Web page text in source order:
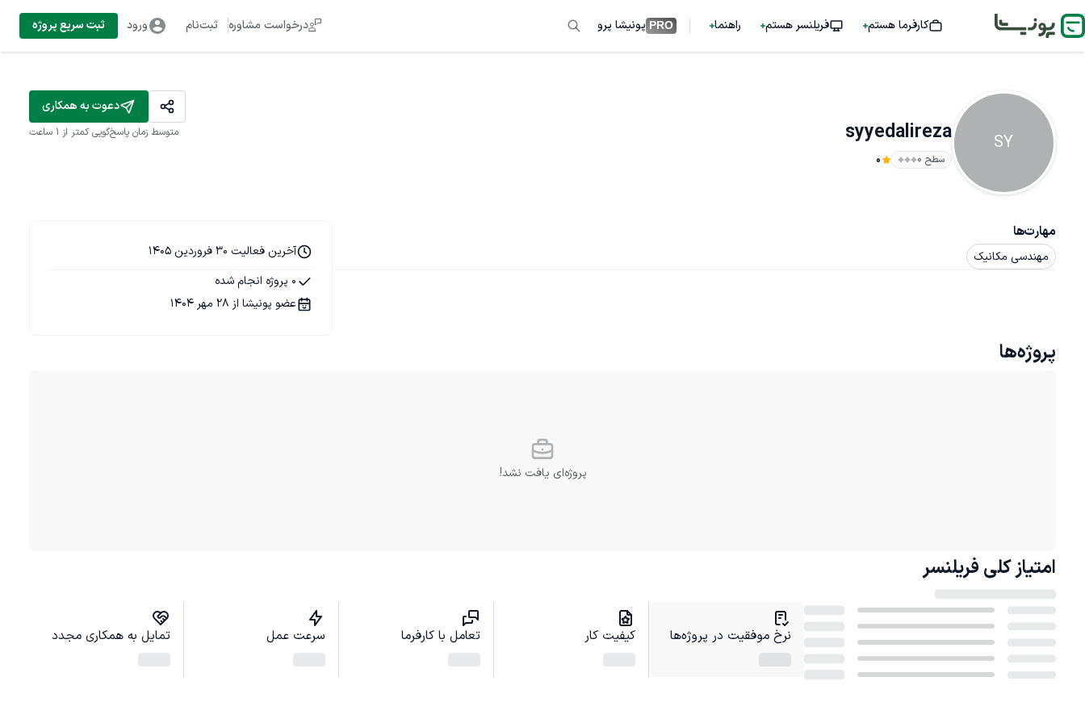
کارفرما هستم فریلنسر هستم راهنما PRO پونیشا پرو درخواست مشاوره ثبت‌نام ورود ثبت سریع پروژه
SY
syyedalireza
سطح ۰ 0
دعوت به همکاری
متوسط زمان پاسخ‌گویی کمتر از 1 ساعت
مهارت‌ها
مهندسی مکانیک
آخرین فعالیت 30 فروردین 1405
0 پروژه انجام شده
عضو پونیشا از 28 مهر 1404
پروژه‌ها
پروژه‌ای یافت نشد!
امتیاز کلی فریلنسر
نرخ موفقیت در پروژه‌ها کیفیت کار تعامل با کارفرما سرعت عمل تمایل به همکاری مجدد